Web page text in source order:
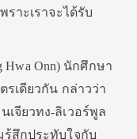
ราะเราจะได้รับ
Hwa Onn) นักศึกษา
รเดียวกัน กล่าวว่า
จียวทง-ลิเวอร์พูล
สึกประทับใจกับ